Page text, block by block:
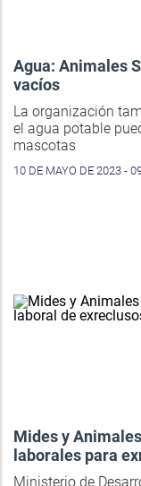
Agua: Animales
vacíos
La organización
el agua potable
mascotas
10 DE MAYO DE 2023 -
Mides y
laborales para
Ministerio de